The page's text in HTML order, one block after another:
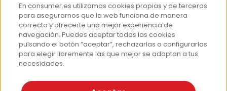
Hemeroteca
Contacto
Prensa
Corpus Lingüístico Consumer
© Fundación EROSKI
En consumer.es utilizamos cookies propias y de terceros
para asegurarnos que la web funciona de manera
correcta y ofrecerte una mejor experiencia de
navegación. Puedes aceptar todas las cookies
pulsando el botón “aceptar”, rechazarlas o configurarlas
para elegir libremente las que mejor se adaptan a tus
necesidades.